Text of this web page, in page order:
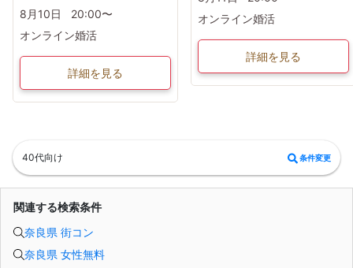
8月10日
20:00〜
オンライン婚活
詳細を見る
オンライン婚活
詳細を見る
40代向け 条件変更
関連する検索条件
奈良県 街コン
奈良県 女性無料